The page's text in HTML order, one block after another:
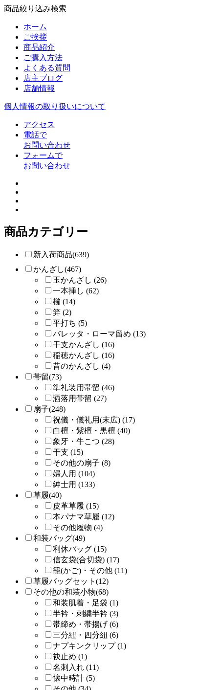
商品絞り込み検索
ホーム
ご挨拶
商品紹介
ご購入方法
よくある質問
店主ブログ
店舗情報
個人情報の取り扱いについて
アクセス
電話で
お問い合わせ
フォームで
お問い合わせ
商品カテゴリー
新入荷商品(639)
かんざし(467)
玉かんざし (26)
一本挿し (62)
櫛 (14)
笄 (2)
平打ち (5)
バレッタ・ローマ留め (13)
干支かんざし (16)
稲穂かんざし (16)
昔のかんざし (4)
帯留(73)
準礼装用帯留 (46)
洒落用帯留 (27)
扇子(248)
祝儀・儀礼用(末広) (17)
白檀・紫檀・黒檀 (40)
象牙・牛こつ (28)
干支 (15)
その他の扇子 (8)
婦人用 (104)
紳士用 (133)
草履(40)
皮革草履 (15)
本パナマ草履 (12)
その他履物 (4)
和装バッグ(49)
利休バッグ (15)
信玄袋(合切袋) (17)
籠(かご)・その他 (11)
草履バッグセット(12)
その他の和装小物(68)
和装肌着・足袋 (1)
半衿・刺繍半衿 (3)
帯締め・帯揚げ (6)
三分紐・四分紐 (6)
ナプキンクリップ (1)
袂止め (1)
名刺入れ (11)
懐中時計 (5)